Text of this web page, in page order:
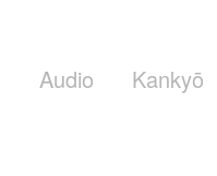
Audio Kankyō